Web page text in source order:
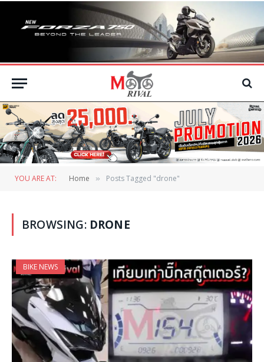
YOU ARE AT: Home » Posts Tagged "drone"
BROWSING: DRONE
BIKE NEWS